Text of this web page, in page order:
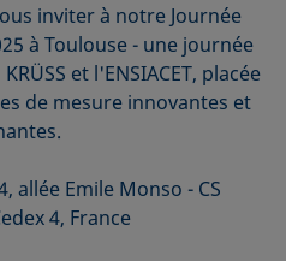
inviter à notre Journée
à Toulouse - une journée
et l'ENSIACET, placée
de mesure innovantes et
allée Emile Monso - CS
4, France